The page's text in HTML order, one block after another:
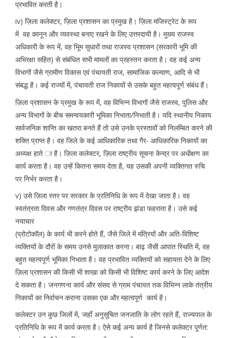
प्रभावित करती है।
iv) ज़िला कलेक्टर, ज़िला प्रशासन का प्रमुख है। ज़िला मजिस्ट्रेट के रूप
में वह कानून और व्यवस्था बनाए रखने के लिए उत्तरदायी है। मुख्य राजस्व
अधिकारी के रूप में, वह भूिम सुधारों तथा राजस्व प्रशासन (सरकारी भूमि की
अभिरक्षा सहित) से संबंधित सभी मामलों का प्रहस्तन करता है। वह कई अन्य
विभागों जैसे ग्रामीण विकास एवं पंचायती राज, सामाजिक कल्याण, आदि से भी
संबद्ध है। कई राज्यों में, पंचायती राज निकायों से उसके बहुत महत्वपूर्ण संबंध हैं।
ज़िला प्रशासन के प्रमुख के रूप में, वह विभिन्न विभागों जैसे राजस्व, पुलिस और
अन्य विभागों के बीच समन्वयकारी भूमिका निभाता/निभाती है। यदि स्थानीय निकाय
सार्वजनिक शान्ति का खतरा बनते हैं तो उसे उनके प्रस्तावों को निलम्बित करने की
शक्ति प्राप्त है। वह जिले के कई आधिकारिक तथा गैर- आधिकारिक निकायों का
अध्यक्ष हाते ा है। ज़िला कलेक्टर, ज़िला राष्ट्रीय सूचना केन्द्र पर अधीक्षण का
कार्य करता है। वह उन्हें कितना समय देता है, यह उसकी अपनी व्यक्तिगत रुचि
पर निर्भर करता है।
v) उसे ज़िला स्तर पर सरकार के प्रतिनिधि के रूप में देखा जाता है। वह
स्वतंत्रता दिवस और गणतंत्र दिवस पर राष्ट्रीय झंडा फहराता है। उसे कई
नयाचार
(प्रोटोकॉल) के कार्य भी करने होते हैं, जैसे जिले में मंत्रियों और अति-विशिष्ट
व्यक्तियों के दौरों के समय उनसे मुलाकात करना। बाढ़ जैसी आपात स्थिति में, वह
बहुत महत्वपूर्ण भूमिका निभाता है। वह प्रभावित व्यक्तियों को सहायता देने के लिए
ज़िला प्रशासन की किसी भी शाखा को किसी भी विशिष्ट कार्य करने के लिए आदेश
दे सकता है। जनगणना कार्य और संसद से ग्राम पंचायत तक विभिन्न लाके तंत्रीय
निकायों का निर्वाचन कराना उसका एक और महत्वपूर्ण कार्य है।
कलेक्टर उन कुछ जिलों में, जहाँ अनुसूचित जनजाति के लोग रहते हैं, राज्यपाल के
प्रतिनिधि के रूप में कार्य करता है। ऐसे कई अन्य कार्य है जिनसे कलेक्टर पूर्णत: